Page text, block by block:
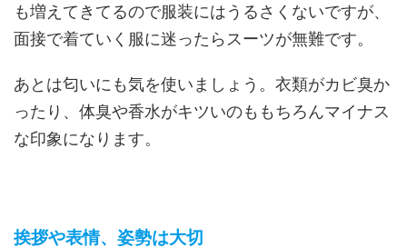
も増えてきてるので服装にはうるさくないですが、
面接で着ていく服に迷ったらスーツが無難です。
あとは匂いにも気を使いましょう。衣類がカビ臭か
ったり、体臭や香水がキツいのももちろんマイナス
な印象になります。
挨拶や表情、姿勢は大切